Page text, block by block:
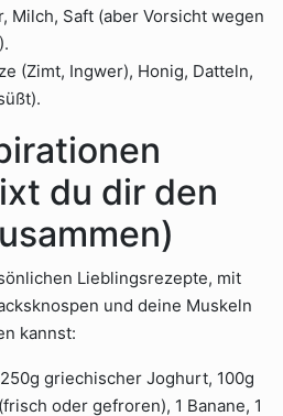
Milch, Saft (aber Vorsicht wegen
(Zimt, Ingwer), Honig, Datteln,
du dir den
Lieblingsrezepte, mit
und deine Muskeln
kannst:
250g griechischer Joghurt, 100g
oder gefroren), 1 Banane, 1